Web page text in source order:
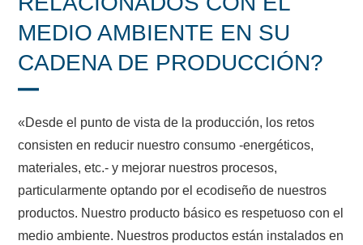
MEDIO AMBIENTE EN SU
CADENA DE PRODUCCIÓN?
«Desde el punto de vista de la producción, los retos
consisten en reducir nuestro consumo -energéticos,
materiales, etc.- y mejorar nuestros procesos,
particularmente optando por el ecodiseño de nuestros
productos. Nuestro producto básico es respetuoso con el
medio ambiente. Nuestros productos están instalados en